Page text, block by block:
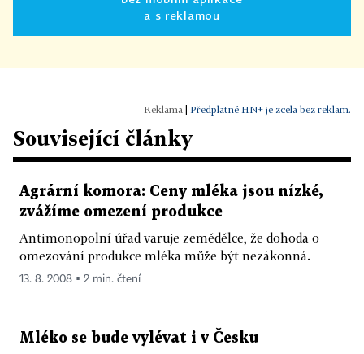
a s reklamou
Předplatné HN+ je zcela bez reklam.
Související články
Agrární komora: Ceny mléka jsou nízké,
zvážíme omezení produkce
Antimonopolní úřad varuje zemědělce, že dohoda o
omezování produkce mléka může být nezákonná.
13. 8. 2008 ▪ 2 min. čtení
Mléko se bude vylévat i v Česku